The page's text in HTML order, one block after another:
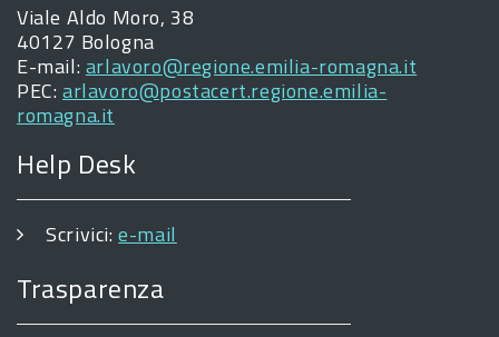
Viale Aldo Moro, 38
40127 Bologna
E-mail: arlavoro@regione.emilia-romagna.it
PEC: arlavoro@postacert.regione.emilia-
romagna.it
Help Desk
Scrivici:e-mail
Trasparenza